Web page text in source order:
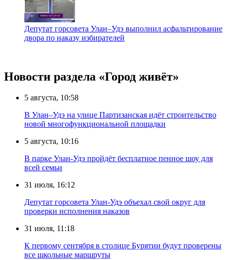
Депутат горсовета Улан–Удэ выполнил асфальтирование
двора по наказу избирателей
Новости раздела «Город живёт»
5 августа, 10:58
В Улан–Удэ на улице Партизанская идёт строительство
новой многофункциональной площадки
5 августа, 10:16
В парке Улан-Удэ пройдёт бесплатное пенное шоу для
всей семьи
31 июля, 16:12
Депутат горсовета Улан-Удэ объехал свой округ для
проверки исполнения наказов
31 июля, 11:18
К первому сентября в столице Бурятии будут проверены
все школьные маршруты